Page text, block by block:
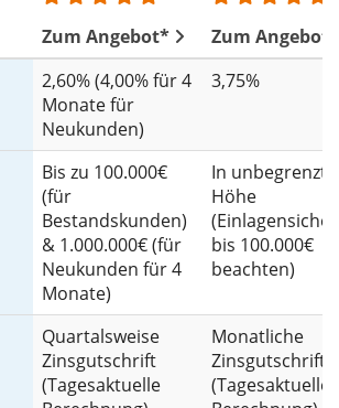
Zum Angebot*
Zum Angebot*
2,60% (4,00% für 4
Monate für
Neukunden)
3,75%
Bis zu 100.000€
(für
Bestandskunden)
& 1.000.000€ (für
Neukunden für 4
Monate)
In
Höhe
bis 100.000€
beachten)
Quartalsweise
Zinsgutschrift
(Tagesaktuelle
Monatliche
Zinsgutschrift
(Tagesaktuelle